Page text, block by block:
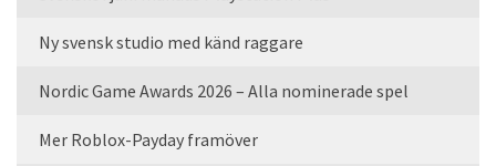
Ny svensk studio med känd raggare
Nordic Game Awards 2026 – Alla nominerade spel
Mer Roblox-Payday framöver